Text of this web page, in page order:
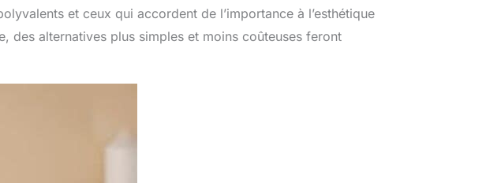
et ceux qui accordent de l’importance à l’esthétique
des alternatives plus simples et moins coûteuses feront